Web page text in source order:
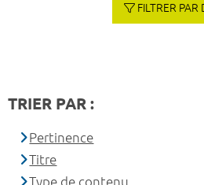
FILTRER PAR
TRIER PAR :
Pertinence
Titre
Type de contenu